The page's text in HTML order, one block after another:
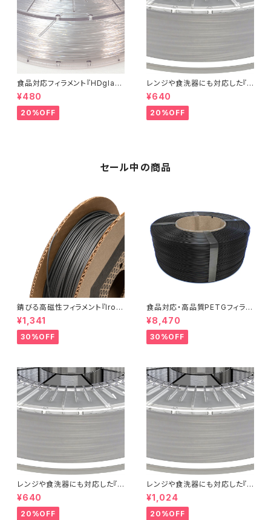
食品対応フィラメント『HDglas
s』：お試しサンプル 5M
¥480
20%OFF
レンジや食洗器にも対応した『C
entaur PP』：お試しサンプル 5
M
¥640
20%OFF
セール中の商品
錆びる高磁性フィラメント『Iron
-filled Metal Composite P
LA』：お試しサンプル 10M
¥1,341
30%OFF
食品対応・高品質PETGフィラメ
ント『EasyFil ePETG（Bambu
Coil）』
¥8,470
30%OFF
レンジや食洗器にも対応した『C
entaur PP』：お試しサンプル 5
M
¥640
20%OFF
レンジや食洗器にも対応した『C
entaur PP』：お試しサンプル 1
0M
¥1,024
20%OFF